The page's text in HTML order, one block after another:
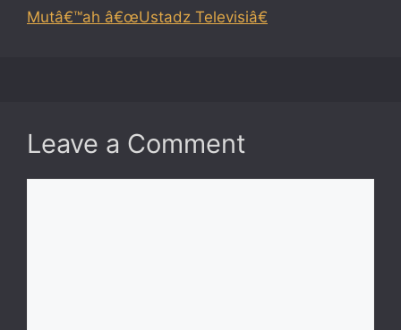
Mutâ€™ah â€œUstadz Televisiâ€
Leave a Comment